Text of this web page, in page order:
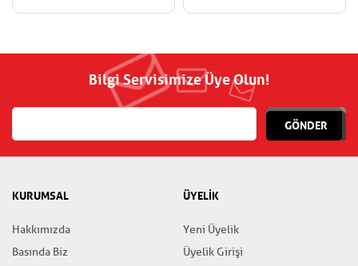
Bilgi Servisimize Üye Olun!
GÖNDER
KURUMSAL
Hakkımızda
Basında Biz
ÜYELİK
Yeni Üyelik
Üyelik Girişi